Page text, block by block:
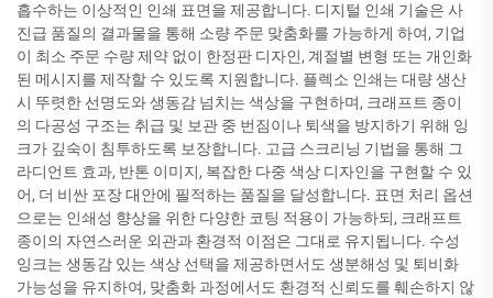
흡수하는 이상적인 인쇄 표면을 제공합니다. 디지털 인쇄 기술은 사
진급 품질의 결과물을 통해 소량 주문 맞춤화를 가능하게 하여, 기업
이 최소 주문 수량 제약 없이 한정판 디자인, 계절별 변형 또는 개인화
된 메시지를 제작할 수 있도록 지원합니다. 플렉소 인쇄는 대량 생산
시 뚜렷한 선명도와 생동감 넘치는 색상을 구현하며, 크래프트 종이
의 다공성 구조는 취급 및 보관 중 번짐이나 퇴색을 방지하기 위해 잉
크가 깊숙이 침투하도록 보장합니다. 고급 스크리닝 기법을 통해 그
라디언트 효과, 반톤 이미지, 복잡한 다중 색상 디자인을 구현할 수 있
어, 더 비싼 포장 대안에 필적하는 품질을 달성합니다. 표면 처리 옵션
으로는 인쇄성 향상을 위한 다양한 코팅 적용이 가능하되, 크래프트
종이의 자연스러운 외관과 환경적 이점은 그대로 유지됩니다. 수성
잉크는 생동감 있는 색상 선택을 제공하면서도 생분해성 및 퇴비화
가능성을 유지하여, 맞춤화 과정에서도 환경적 신뢰도를 훼손하지 않